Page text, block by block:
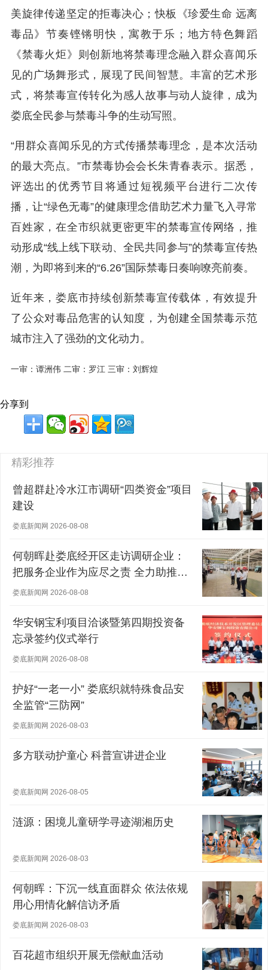
美旋律传递坚定的拒毒决心；快板《珍爱生命 远离
毒品》节奏铿锵明快，寓教于乐；地方特色舞蹈
《禁毒火炬》则创新地将禁毒理念融入群众喜闻乐
见的广场舞形式，展现了民间智慧。丰富的艺术形
式，将禁毒宣传转化为感人故事与动人旋律，成为
娄底全民参与禁毒斗争的生动写照。
“用群众喜闻乐见的方式传播禁毒理念，是本次活动
的最大亮点。”市禁毒协会会长朱青春表示。据悉，
评选出的优秀节目将通过短视频平台进行二次传
播，让“绿色无毒”的健康理念借助艺术力量飞入寻常
百姓家，在全市织就更密更牢的禁毒宣传网络，推
动形成“线上线下联动、全民共同参与”的禁毒宣传热
潮，为即将到来的“6.26”国际禁毒日奏响嘹亮前奏。
近年来，娄底市持续创新禁毒宣传载体，有效提升
了公众对毒品危害的认知度，为创建全国禁毒示范
城市注入了强劲的文化动力。
一审：谭洲伟 二审：罗江 三审：刘辉煌
分享到
精彩推荐
曾超群赴冷水江市调研“四类资金”项目
建设
娄底新闻网 2026-08-08
何朝晖赴娄底经开区走访调研企业：
把服务企业作为应尽之责 全力助推经
营主体稳健发展
娄底新闻网 2026-08-08
华安钢宝利项目洽谈暨第四期投资备
忘录签约仪式举行
娄底新闻网 2026-08-08
护好“一老一小” 娄底织就特殊食品安
全监管“三防网”
娄底新闻网 2026-08-03
多方联动护童心 科普宣讲进企业
娄底新闻网 2026-08-05
涟源：困境儿童研学寻迹湖湘历史
娄底新闻网 2026-08-03
何朝晖：下沉一线直面群众 依法依规
用心用情化解信访矛盾
娄底新闻网 2026-08-03
百花超市组织开展无偿献血活动